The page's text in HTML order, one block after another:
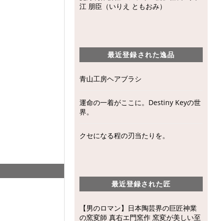
江 朋臣（いりえ ともおみ）
最近登録された逸品
青山工房ヘアブラシ
運命の一着がここに。Destiny Keyの世
界。
クセになる程の刃当たりを。
最近登録された匠
【男のロマン】日本陶芸界の巨匠神業
の窯変師 真右エ門窯作 窯変が美しい至